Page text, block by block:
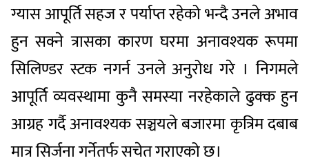
ग्यास आपूर्ति सहज र पर्याप्त रहेको भन्दै उनले अभाव
हुन सक्ने त्रासका कारण घरमा अनावश्यक रूपमा
सिलिण्डर स्टक नगर्न उनले अनुरोध गरे । निगमले
आपूर्ति व्यवस्थामा कुनै समस्या नरहेकाले ढुक्क हुन
आग्रह गर्दै अनावश्यक सञ्चयले बजारमा कृत्रिम दबाब
मात्र सिर्जना गर्नेतर्फ सचेत गराएको छ।